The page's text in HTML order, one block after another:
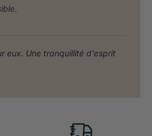
.
eux. Une tranquillité d'esprit